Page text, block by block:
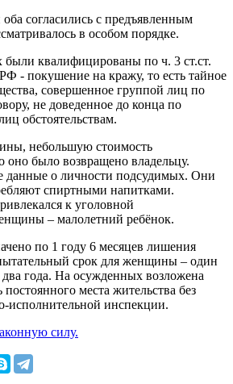
согласились с предъявленным
в особом порядке.
квалифицированы по ч. 3 ст.ст.
- покушение на кражу, то есть тайное
совершенное группой лиц по
не доведенное до конца по
обстоятельствам.
небольшую стоимость
оно было возвращено владельцу.
данные о личности подсудимых. Они
спиртными напитками.
к уголовной
– малолетний ребёнок.
по 1 году 6 месяцев лишения
срок для женщины – один
два года. На осужденных возложена
постоянного места жительства без
исполнительной инспекции.
силу.